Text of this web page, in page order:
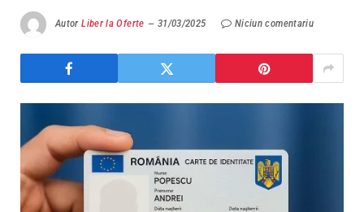
Autor Liber la Oferte 31/03/2025 Niciun comentariu